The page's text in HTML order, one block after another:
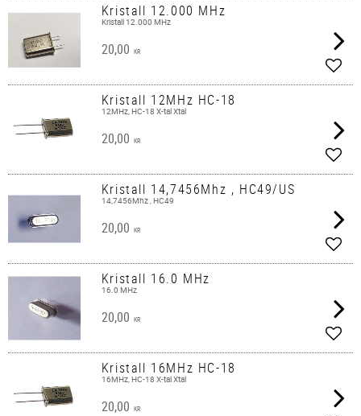
Kristall 12.000 MHz
Kristall 12.000 MHz
20,00 KR
Kristall 12MHz HC-18
12MHz, HC-18 X-tal Xtal
20,00 KR
Kristall 14,7456Mhz , HC49/US
14,7456Mhz , HC49
20,00 KR
Kristall 16.0 MHz
16.0 MHz
20,00 KR
Kristall 16MHz HC-18
16MHz, HC-18 X-tal Xtal
20,00 KR